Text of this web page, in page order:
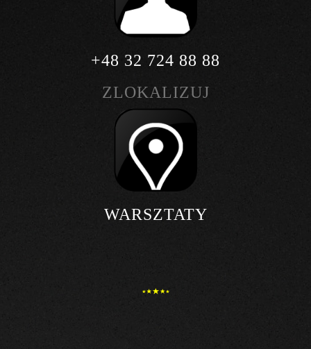
+48 32 724 88 88
ZLOKALIZUJ
WARSZTATY